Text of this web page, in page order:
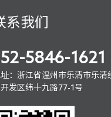
系我们
5846-1621
：浙江省温州市乐清市乐清
发区纬十九路77-1号